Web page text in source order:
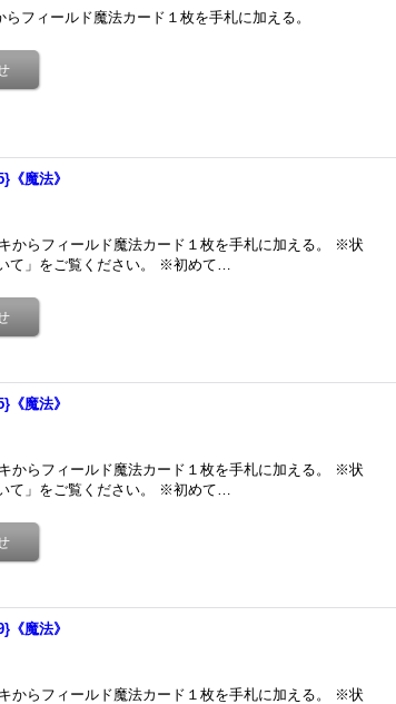
フィールド魔法カード１枚を手札に加える。
《魔法》
からフィールド魔法カード１枚を手札に加える。 ※状
て」をご覧ください。 ※初めて…
《魔法》
からフィールド魔法カード１枚を手札に加える。 ※状
て」をご覧ください。 ※初めて…
《魔法》
からフィールド魔法カード１枚を手札に加える。 ※状